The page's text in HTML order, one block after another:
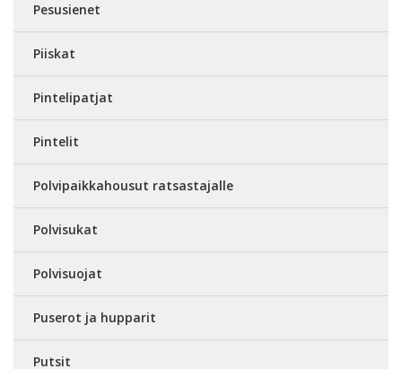
Pesusienet
Piiskat
Pintelipatjat
Pintelit
Polvipaikkahousut ratsastajalle
Polvisukat
Polvisuojat
Puserot ja hupparit
Putsit